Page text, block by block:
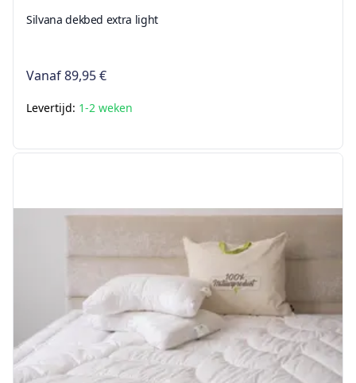
Silvana dekbed extra light
Vanaf89,95 €
Levertijd: 1-2 weken